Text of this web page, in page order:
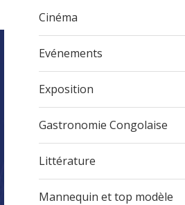
Cinéma
Evénements
Exposition
Gastronomie Congolaise
Littérature
Mannequin et top modèle